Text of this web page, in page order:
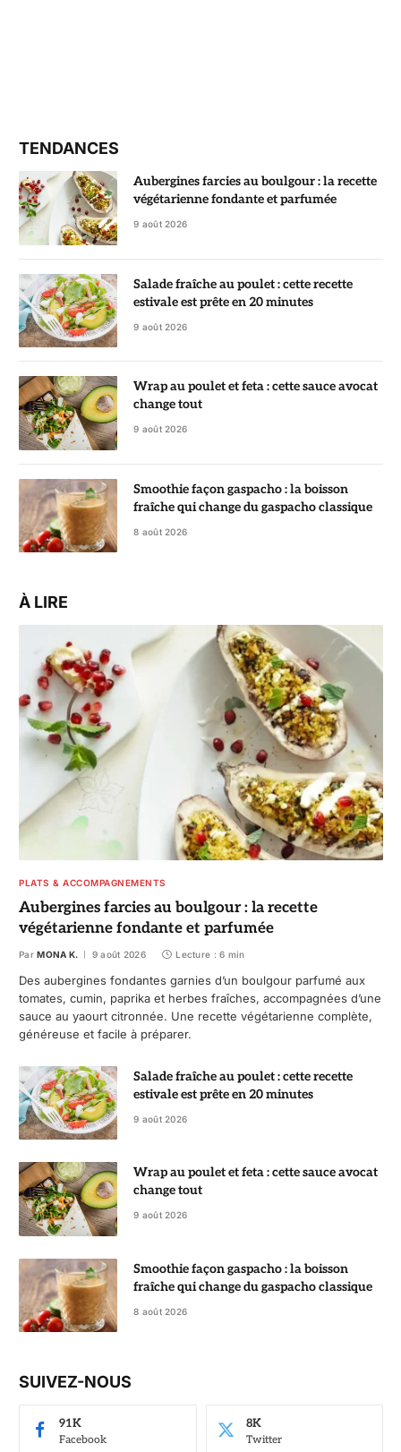
TENDANCES
Aubergines farcies au boulgour : la recette
végétarienne fondante et parfumée
9 août 2026
Salade fraîche au poulet : cette recette
estivale est prête en 20 minutes
9 août 2026
Wrap au poulet et feta : cette sauce avocat
change tout
9 août 2026
Smoothie façon gaspacho : la boisson
fraîche qui change du gaspacho classique
8 août 2026
À LIRE
PLATS & ACCOMPAGNEMENTS
Aubergines farcies au boulgour : la recette
végétarienne fondante et parfumée
Par MONA K. 9 août 2026 Lecture : 6 min
Des aubergines fondantes garnies d’un boulgour parfumé aux
tomates, cumin, paprika et herbes fraîches, accompagnées d’une
sauce au yaourt citronnée. Une recette végétarienne complète,
généreuse et facile à préparer.
Salade fraîche au poulet : cette recette
estivale est prête en 20 minutes
9 août 2026
Wrap au poulet et feta : cette sauce avocat
change tout
9 août 2026
Smoothie façon gaspacho : la boisson
fraîche qui change du gaspacho classique
8 août 2026
SUIVEZ-NOUS
Facebook
91K
Twitter
8K